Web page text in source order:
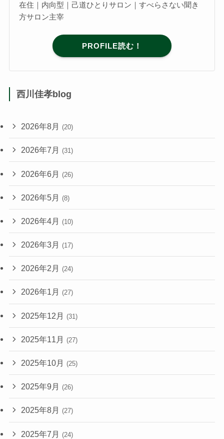
在住｜内向型｜己道ひとりサロン｜すべらさない聞き
方サロン主宰
PROFILE読む！
西川佳孝blog
2026年8月 (20)
2026年7月 (31)
2026年6月 (26)
2026年5月 (8)
2026年4月 (10)
2026年3月 (17)
2026年2月 (24)
2026年1月 (27)
2025年12月 (31)
2025年11月 (27)
2025年10月 (25)
2025年9月 (26)
2025年8月 (27)
2025年7月 (24)